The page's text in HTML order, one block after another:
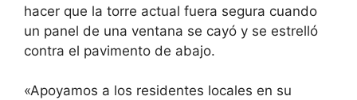
hacer que la torre actual fuera segura cuando
un panel de una ventana se cayó y se estrelló
contra el pavimento de abajo.
«Apoyamos a los residentes locales en su